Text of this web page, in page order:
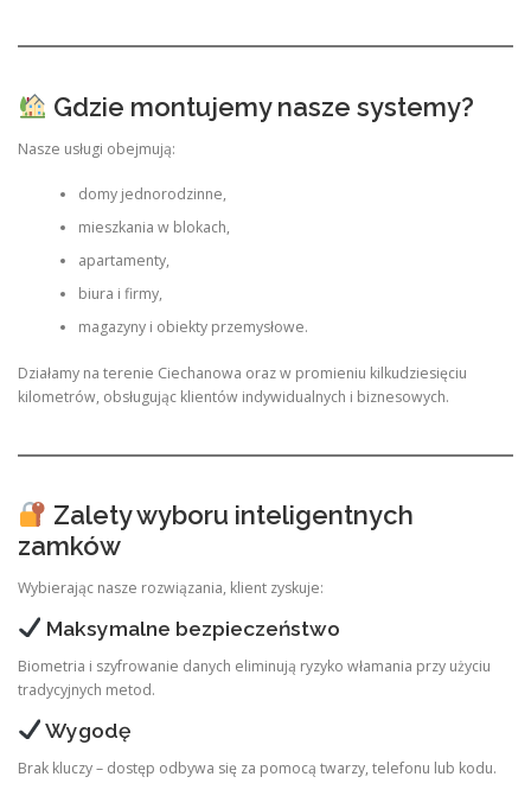
Gdzie montujemy nasze systemy?
Nasze usługi obejmują:
domy jednorodzinne,
mieszkania w blokach,
apartamenty,
biura i firmy,
magazyny i obiekty przemysłowe.
Działamy na terenie Ciechanowa oraz w promieniu kilkudziesięciu
kilometrów, obsługując klientów indywidualnych i biznesowych.
Zalety wyboru inteligentnych
zamków
Wybierając nasze rozwiązania, klient zyskuje:
Maksymalne bezpieczeństwo
Biometria i szyfrowanie danych eliminują ryzyko włamania przy użyciu
tradycyjnych metod.
Wygodę
Brak kluczy – dostęp odbywa się za pomocą twarzy, telefonu lub kodu.